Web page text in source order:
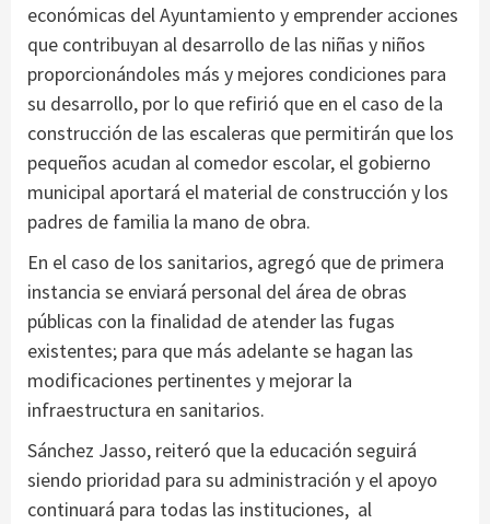
económicas del Ayuntamiento y emprender acciones
que contribuyan al desarrollo de las niñas y niños
proporcionándoles más y mejores condiciones para
su desarrollo, por lo que refirió que en el caso de la
construcción de las escaleras que permitirán que los
pequeños acudan al comedor escolar, el gobierno
municipal aportará el material de construcción y los
padres de familia la mano de obra.
En el caso de los sanitarios, agregó que de primera
instancia se enviará personal del área de obras
públicas con la finalidad de atender las fugas
existentes; para que más adelante se hagan las
modificaciones pertinentes y mejorar la
infraestructura en sanitarios.
Sánchez Jasso, reiteró que la educación seguirá
siendo prioridad para su administración y el apoyo
continuará para todas las instituciones, al